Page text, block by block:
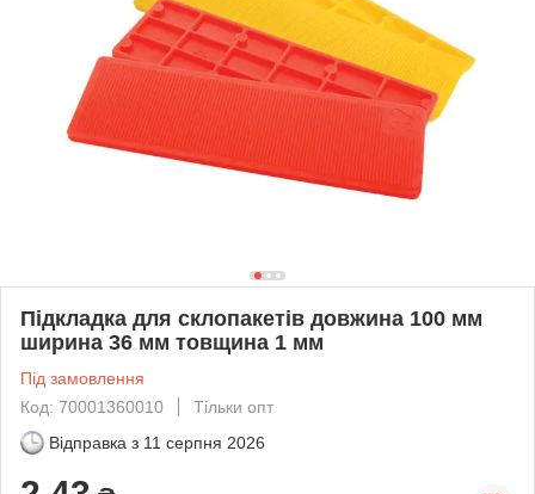
Підкладка для склопакетів довжина 100 мм
ширина 36 мм товщина 1 мм
Під замовлення
Код: 70001360010
Тільки опт
Відправка з 11 серпня 2026